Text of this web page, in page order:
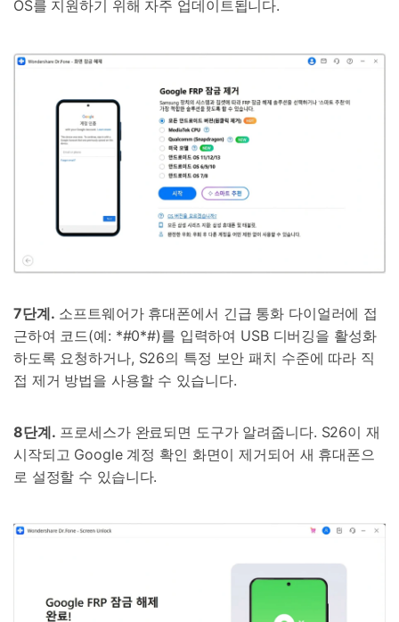
OS를 지원하기 위해 자주 업데이트됩니다.
7단계. 소프트웨어가 휴대폰에서 긴급 통화 다이얼러에 접
근하여 코드(예: *#0*#)를 입력하여 USB 디버깅을 활성화
하도록 요청하거나, S26의 특정 보안 패치 수준에 따라 직
접 제거 방법을 사용할 수 있습니다.
8단계. 프로세스가 완료되면 도구가 알려줍니다. S26이 재
시작되고 Google 계정 확인 화면이 제거되어 새 휴대폰으
로 설정할 수 있습니다.